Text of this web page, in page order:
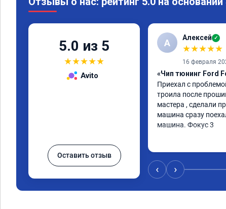
5.0 из 5
★★★★★
Avito
Оставить отзыв
А Алексей ✓
★★★★★
16 февраля
«Чип тюнинг Ford
Приехал с
троила после
мастера , сделали
машина сразу
машина. Фокус 3
‹ ›